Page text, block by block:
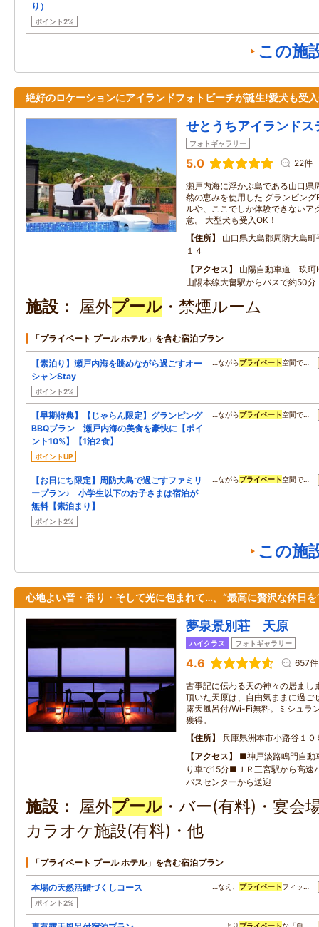
り）
ポイント2%
この施
絶好のロケーションにアイランドフォトビーチが誕生!愛犬も受
せとうちアイランドス
フォトギャラリー
5.0 22件
瀬戸内海に浮かぶ島である山口県
然の恵みを使用した グランピン
ルや、ここでしか体験できないア
意。 大型犬も受入OK！
住所
山口県大島郡周防大島
１４
アクセス
山陽自動車道 玖珂
山陽本線大畠駅からバスで約50分
施設 屋外プール ・禁煙ルーム
「プライベート プール ホテル」を含む宿泊プラン
【素泊り】瀬戸内海を眺めながら過ごすオー
シャンStay
ポイント2%
…ながらプライベート 空間で…
【早期特典】【じゃらん限定】グランピング
BBQプラン 瀬戸内海の美食を豪快に【ポイ
ント10%】【1泊2食】
ポイントUP
…ながらプライベート 空間で…
【お日にち限定】周防大島で過ごすファミリ
ープラン♪ 小学生以下のお子さまは宿泊が
無料【素泊まり】
ポイント2%
…ながらプライベート 空間で…
この施
心地よい音・香り・そして光に包まれて…。“最高に贅沢な休日を
夢泉景別荘 天原
ハイクラス フォトギャラリー
4.6 657件
古事記に伝わる天の神々の居まし
頂いた天原は、自由気ままに過ご
露天風呂付/Wi-Fi無料。ミシュラ
獲得。
住所
兵庫県洲本市小路谷１０
アクセス
■神戸淡路鳴門自動
り車で15分■ＪＲ三宮駅から高速
バスセンターから送迎
施設 屋外プール ・バー(有料)・宴会
カラオケ施設(有料)・他
「プライベート プール ホテル」を含む宿泊プラン
本場の天然活鱧づくしコース
ポイント2%
…なえ、 プライベート フィッ…